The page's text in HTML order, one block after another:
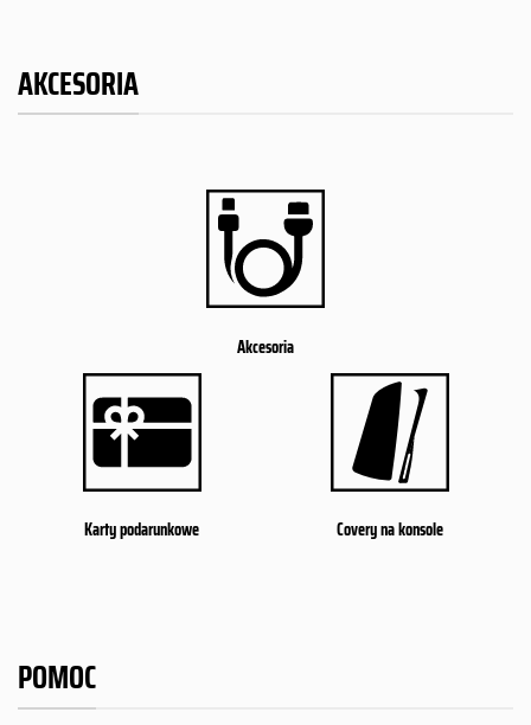
AKCESORIA
Akcesoria
Karty podarunkowe Covery na konsole
POMOC